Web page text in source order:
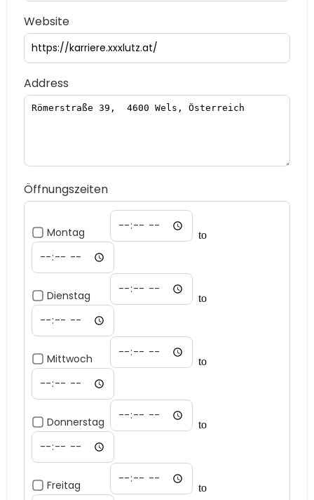
Website
Address
Öffnungszeiten
Montag to
Dienstag to
Mittwoch to
Donnerstag to
Freitag to